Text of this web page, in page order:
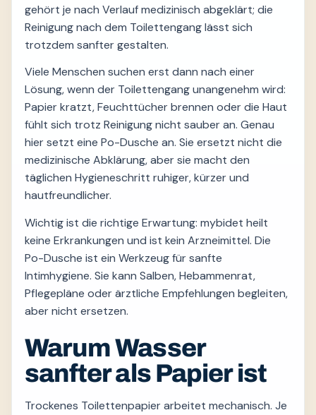
gehört je nach Verlauf medizinisch abgeklärt; die
Reinigung nach dem Toilettengang lässt sich
trotzdem sanfter gestalten.
Viele Menschen suchen erst dann nach einer
Lösung, wenn der Toilettengang unangenehm wird:
Papier kratzt, Feuchttücher brennen oder die Haut
fühlt sich trotz Reinigung nicht sauber an. Genau
hier setzt eine Po-Dusche an. Sie ersetzt nicht die
medizinische Abklärung, aber sie macht den
täglichen Hygieneschritt ruhiger, kürzer und
hautfreundlicher.
Wichtig ist die richtige Erwartung: mybidet heilt
keine Erkrankungen und ist kein Arzneimittel. Die
Po-Dusche ist ein Werkzeug für sanfte
Intimhygiene. Sie kann Salben, Hebammenrat,
Pflegepläne oder ärztliche Empfehlungen begleiten,
aber nicht ersetzen.
Warum Wasser
sanfter als Papier ist
Trockenes Toilettenpapier arbeitet mechanisch. Je